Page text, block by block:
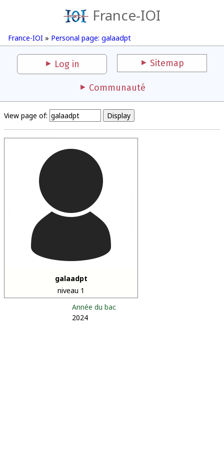
France-IOI
France-IOI » Personal page: galaadpt
Log in Sitemap
Communauté
View page of:
galaadpt
niveau 1
Année du bac
2024